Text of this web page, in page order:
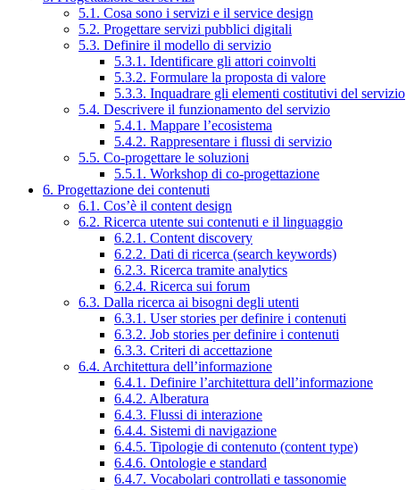
5.1. Cosa sono i servizi e il service design
5.2. Progettare servizi pubblici digitali
5.3. Definire il modello di servizio
5.3.1. Identificare gli attori coinvolti
5.3.2. Formulare la proposta di valore
5.3.3. Inquadrare gli elementi costitutivi del servizio
5.4. Descrivere il funzionamento del servizio
5.4.1. Mappare l’ecosistema
5.4.2. Rappresentare i flussi di servizio
5.5. Co-progettare le soluzioni
5.5.1. Workshop di co-progettazione
6. Progettazione dei contenuti
6.1. Cos’è il content design
6.2. Ricerca utente sui contenuti e il linguaggio
6.2.1. Content discovery
6.2.2. Dati di ricerca (search keywords)
6.2.3. Ricerca tramite analytics
6.2.4. Ricerca sui forum
6.3. Dalla ricerca ai bisogni degli utenti
6.3.1. User stories per definire i contenuti
6.3.2. Job stories per definire i contenuti
6.3.3. Criteri di accettazione
6.4. Architettura dell’informazione
6.4.1. Definire l’architettura dell’informazione
6.4.2. Alberatura
6.4.3. Flussi di interazione
6.4.4. Sistemi di navigazione
6.4.5. Tipologie di contenuto (content type)
6.4.6. Ontologie e standard
6.4.7. Vocabolari controllati e tassonomie